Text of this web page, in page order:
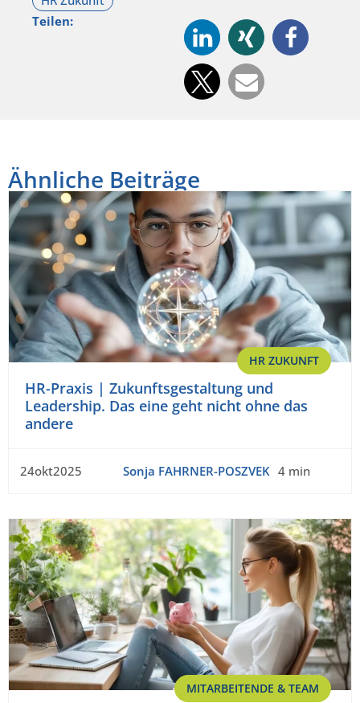
Teilen:
Ähnliche Beiträge
HR ZUKUNFT
HR-Praxis | Zukunftsgestaltung und
Leadership. Das eine geht nicht ohne das
andere
24okt2025 Sonja FAHRNER-POSZVEK 4 min
MITARBEITENDE & TEAM